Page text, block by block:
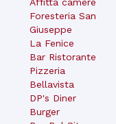
Foresteria San
Giuseppe
La Fenice
Bar Ristorante
Pizzeria
Bellavista
DP's Diner
Burger